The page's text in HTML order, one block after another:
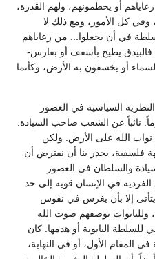
أو يحطمونهم، ولهم القدرة،
وفي كل الأمور، ومع ذلك لا
في أن يجعلوا... من رعاياهم
يطيح بأسقف أو بفارس-
أو يخسفون به الأرض، وكأنما
السياسية في العصور
نائباً عن الشعب صاحب السيادة.
نواب الله على الأرض. ولكن
يجدر بنا أن نفترض أن
والسلطان في العصور
الفردية في الإنسان قوية إلى حد
يتأتى إلا بأن يغرس في نفوس
وللبابوات بوصفهم صوت الله
للسلطة البابوية أو هدمها. كان
المقام الأول، أو في النهاية،